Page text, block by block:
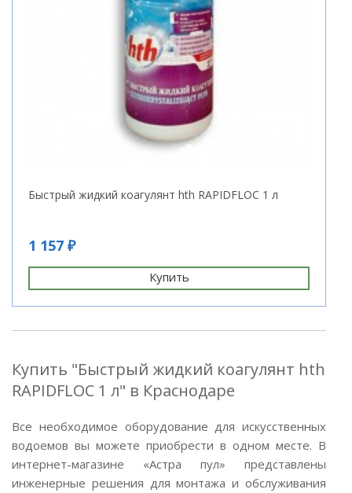
Быстрый жидкий коагулянт hth RAPIDFLOC 1 л
1 157 ₽
Купить
Купить "Быстрый жидкий коагулянт hth
RAPIDFLOC 1 л" в Краснодаре
Все необходимое оборудование для искусственных
водоемов вы можете приобрести в одном месте. В
интернет-магазине «Астра пул» представлены
инженерные решения для монтажа и обслуживания